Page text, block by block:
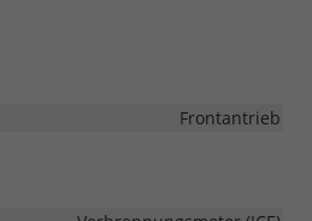
Frontantrieb